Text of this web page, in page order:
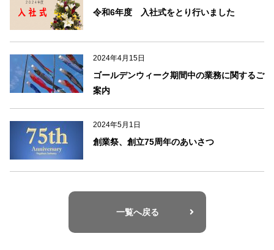
令和6年度 入社式をとり行いました
2024年4月15日
ゴールデンウィーク期間中の業務に関するご
案内
2024年5月1日
創業祭、創立75周年のあいさつ
一覧へ戻る